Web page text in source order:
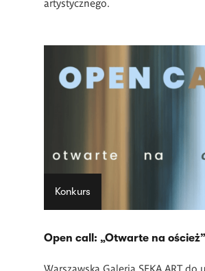
Konkurs
Open call: „Otwarte na oścież”
Warszawska Galeria SEKA ART do